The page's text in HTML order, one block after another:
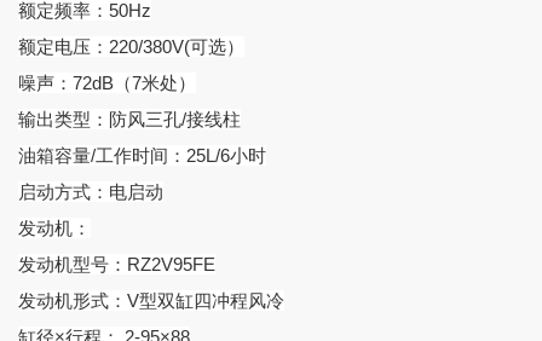
额定频率：50Hz
额定电压：220/380V(可选）
噪声：72dB（7米处）
输出类型：防风三孔/接线柱
油箱容量/工作时间：25L/6小时
启动方式：电启动
发动机：
发动机型号：RZ2V95FE
发动机形式：V型双缸四冲程风冷
缸径×行程： 2-95×88